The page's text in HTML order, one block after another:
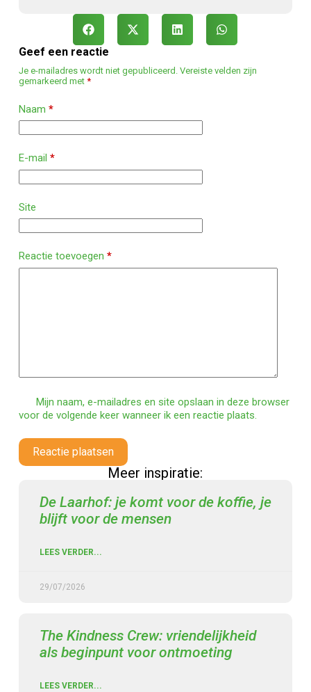
Geef een reactie
Je e-mailadres wordt niet gepubliceerd. Vereiste velden zijn
gemarkeerd met *
Naam *
E-mail *
Site
Reactie toevoegen *
Mijn naam, e-mailadres en site opslaan in deze browser
voor de volgende keer wanneer ik een reactie plaats.
Reactie plaatsen
Meer inspiratie:
De Laarhof: je komt voor de koffie, je
blijft voor de mensen
LEES VERDER...
29/07/2026
The Kindness Crew: vriendelijkheid
als beginpunt voor ontmoeting
LEES VERDER...